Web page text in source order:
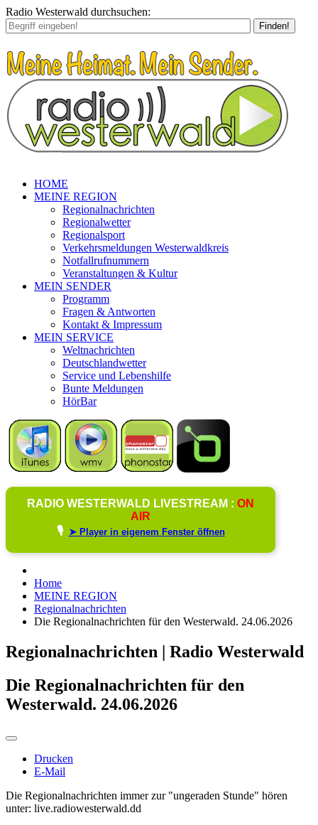
Radio Westerwald durchsuchen:
Finden!
HOME
MEINE REGION
Regionalnachrichten
Regionalwetter
Regionalsport
Verkehrsmeldungen Westerwaldkreis
Notfallrufnummern
Veranstaltungen & Kultur
MEIN SENDER
Programm
Fragen & Antworten
Kontakt & Impressum
MEIN SERVICE
Weltnachrichten
Deutschlandwetter
Service und Lebenshilfe
Bunte Meldungen
HörBar
RADIO WESTERWALD LIVESTREAM : ON
AIR
🎙️ ➤ Player in eigenem Fenster öffnen
Home
MEINE REGION
Regionalnachrichten
Die Regionalnachrichten für den Westerwald. 24.06.2026
Regionalnachrichten | Radio Westerwald
Die Regionalnachrichten für den
Westerwald. 24.06.2026
Drucken
E-Mail
Die Regionalnachrichten immer zur "ungeraden Stunde" hören
unter: live.radiowesterwald.dd